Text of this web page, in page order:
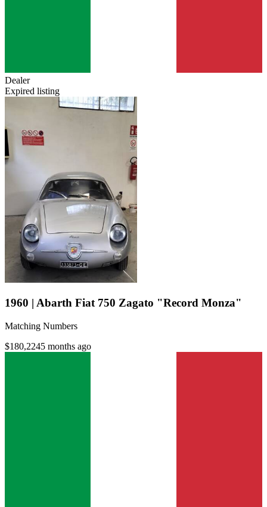
Dealer
Expired listing
1960 | Abarth Fiat 750 Zagato "Record Monza"
Matching Numbers
$180,2245 months ago